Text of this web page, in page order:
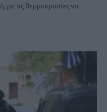
με τις θερμοκρασίες να